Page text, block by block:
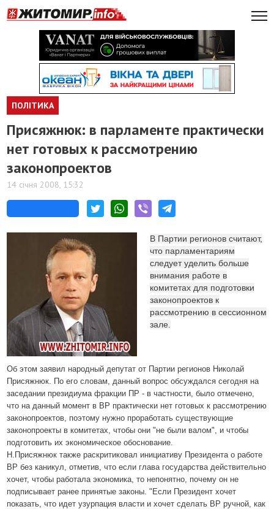
ПОЛІТИКА
Присяжнюк: в парламенте практически
нет готовых к рассмотрению
законопроектов
14 січня 2008, 15:32
В Партии регионов считают,
что парламентариям
следует уделить больше
внимания работе в
комитетах для подготовки
законопроектов к
рассмотрению в сессионном
зале.
Об этом заявил народный депутат от Партии регионов Николай
Присяжнюк. По его словам, данный вопрос обсуждался сегодня на
заседании президиума фракции ПР - в частности, было отмечено,
что на данный момент в ВР практически нет готовых к рассмотрению
законопроектов, поэтому нужно проработать существующие
законопроекты в комитетах, чтобы они "не были валом", и чтобы
подготовить их экономическое обоснование.
Н.Присяжнюк также раскритиковал инициативу Президента о работе
ВР без каникул, отметив, что если глава государства действительно
хочет, чтобы работала экономика, то непонятно, почему он не
подписывает ранее принятые законы. "Если Президент хочет
показать, что идет узурпация власти и хочет сделать ВР ручной, как